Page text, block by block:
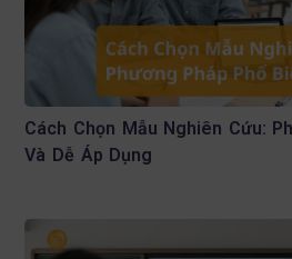
Cách Chọn Mẫu Nghiên Cứu:
Và Dễ Áp Dụng